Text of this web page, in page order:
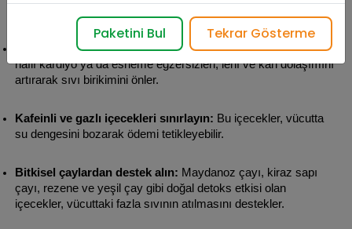
Egzersiz yaparak dolaşımı destekleyin: Düzenli yürüyüş,
hafif kardiyo ya da esneme egzersizleri, lenf ve kan dolaşımını
artırarak sıvı birikimini önler.
Kafeinli ve gazlı içecekleri sınırlayın: Bu içecekler, vücutta
su dengesini bozarak ödemi tetikleyebilir.
Bitkisel çaylardan destek alın: Maydanoz çayı, kiraz sapı
çayı, rezene ve yeşil çay gibi doğal detoks etkisi olan
içecekler, vücuttaki fazla sıvının atılmasını destekler.
Paketini Bul Tekrar Gösterme